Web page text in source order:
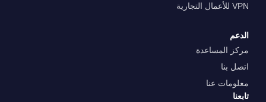
VPN للأعمال التجارية
الدعم
مركز المساعدة
اتصل بنا
معلومات عنا
تابعنا